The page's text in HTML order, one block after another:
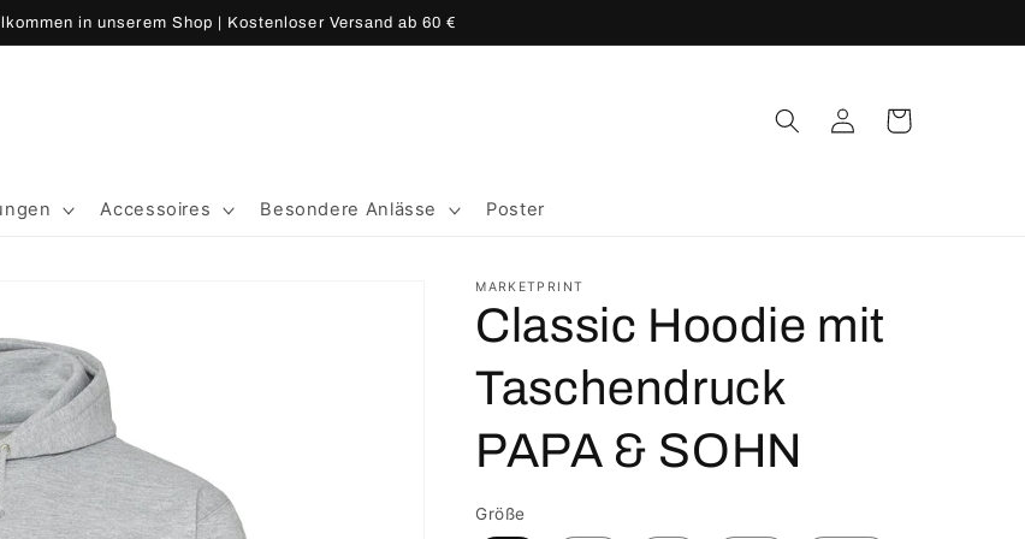
in unserem Shop | Kostenloser Versand ab 60 €
Accessoires Besondere Anlässe Poster
EinloggenWarenkorb
MARKETPRINT
Classic Hoodie mit
Taschendruck
PAPA & SOHN
Größe